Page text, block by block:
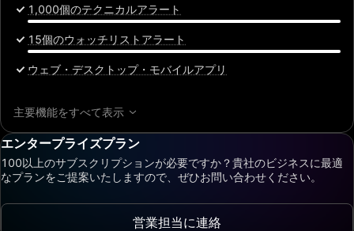
1,000個のテクニカルアラート
15個のウォッチリストアラート
ウェブ・デスクトップ・モバイルアプリ
主要機能をすべて表示
エンタープライズプラン
100以上のサブスクリプションが必要ですか？貴社のビジネスに最適
なプランをご提案いたしますので、ぜひお問い合わせください。
営業担当に連絡